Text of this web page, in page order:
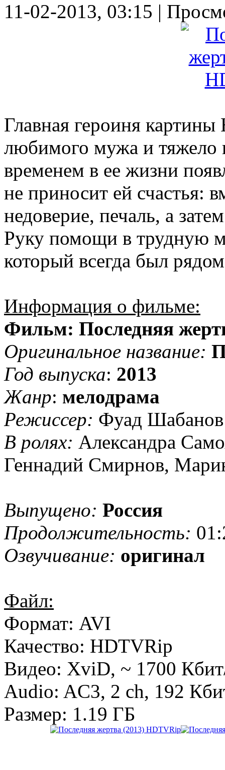
11-02-2013, 03:15 |
Главная героиня
любимого мужа и тяжело
временем в ее жизни
не приносит ей счастья:
недоверие, печаль, а
Руку помощи в трудную
который всегда был
Информация о фильме:
Фильм: Последняя
Оригинальное название:
Год выпуска: 2013
Жанр: мелодрама
Режиссер: Фуад Шабанов
В ролях: Александра
Геннадий Смирнов,
Выпущено: Россия
Продолжительность:
Озвучивание: оригинал
Файл:
Формат: AVI
Качество: HDTVRip
Видео: XviD, ~ 1700
Audio: AC3, 2 ch, 192
Размер: 1.19 ГБ